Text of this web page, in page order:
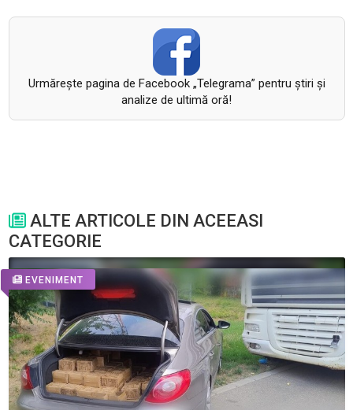
Urmăreşte pagina de Facebook „Telegrama” pentru ştiri şi
analize de ultimă oră!
ALTE ARTICOLE DIN ACEEASI
CATEGORIE
EVENIMENT